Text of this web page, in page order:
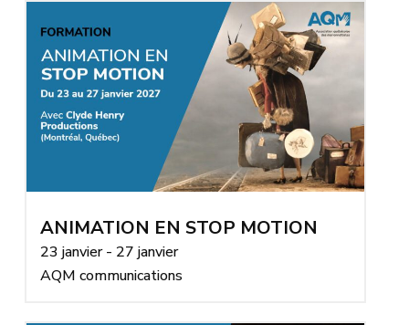
ANIMATION EN STOP MOTION
23 janvier - 27 janvier
AQM communications